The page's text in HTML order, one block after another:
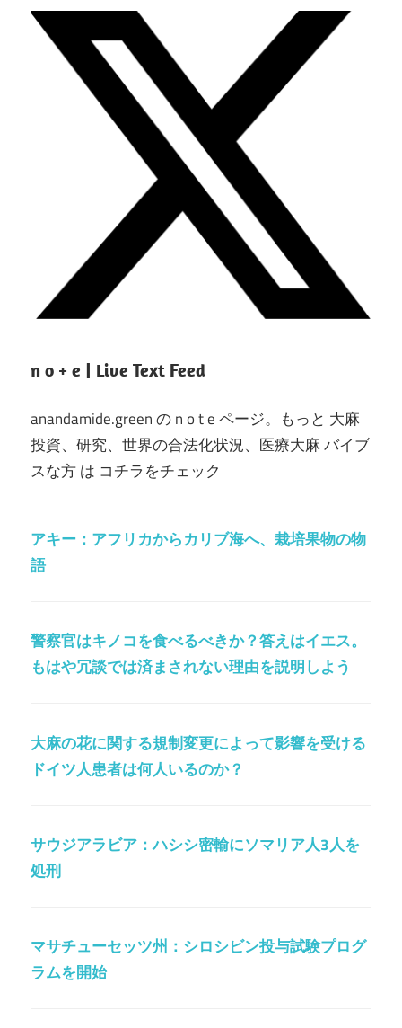
n o + e | Live Text Feed
anandamide.green の n o t e ページ。もっと 大麻
投資、研究、世界の合法化状況、医療大麻 バイブ
スな方 は コチラをチェック
アキー：アフリカからカリブ海へ、栽培果物の物
語
警察官はキノコを食べるべきか？答えはイエス。
もはや冗談では済まされない理由を説明しよう
大麻の花に関する規制変更によって影響を受ける
ドイツ人患者は何人いるのか？
サウジアラビア：ハシシ密輸にソマリア人3人を
処刑
マサチューセッツ州：シロシビン投与試験プログ
ラムを開始